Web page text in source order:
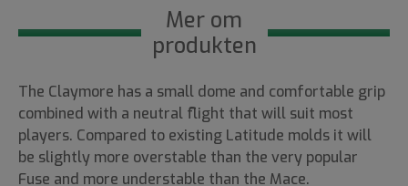
Mer om
produkten
The Claymore has a small dome and comfortable grip
combined with a neutral flight that will suit most
players. Compared to existing Latitude molds it will
be slightly more overstable than the very popular
Fuse and more understable than the Mace.